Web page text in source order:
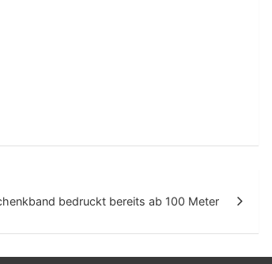
bedruckt bereits ab 100 Meter